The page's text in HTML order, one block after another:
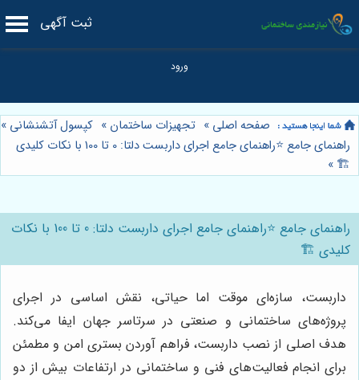
ثبت آگهی
صفحه اصلی » تجهیزات ساختمان » کپسول آتشنشانی »
راهنمای جامع ⭐️راهنمای جامع اجرای داربست دلتا: 0 تا 100 با نکات کلیدی
🏗️
»
راهنمای جامع ⭐️راهنمای جامع اجرای داربست دلتا: 0 تا 100 با نکات
کلیدی 🏗️
داربست، سازه‌ای موقت اما حیاتی، نقش اساسی در اجرای
پروژه‌های ساختمانی و صنعتی در سرتاسر جهان ایفا می‌کند.
هدف اصلی از نصب داربست، فراهم آوردن بستری امن و مطمئن
برای انجام فعالیت‌های فنی و ساختمانی در ارتفاعات بیش از دو